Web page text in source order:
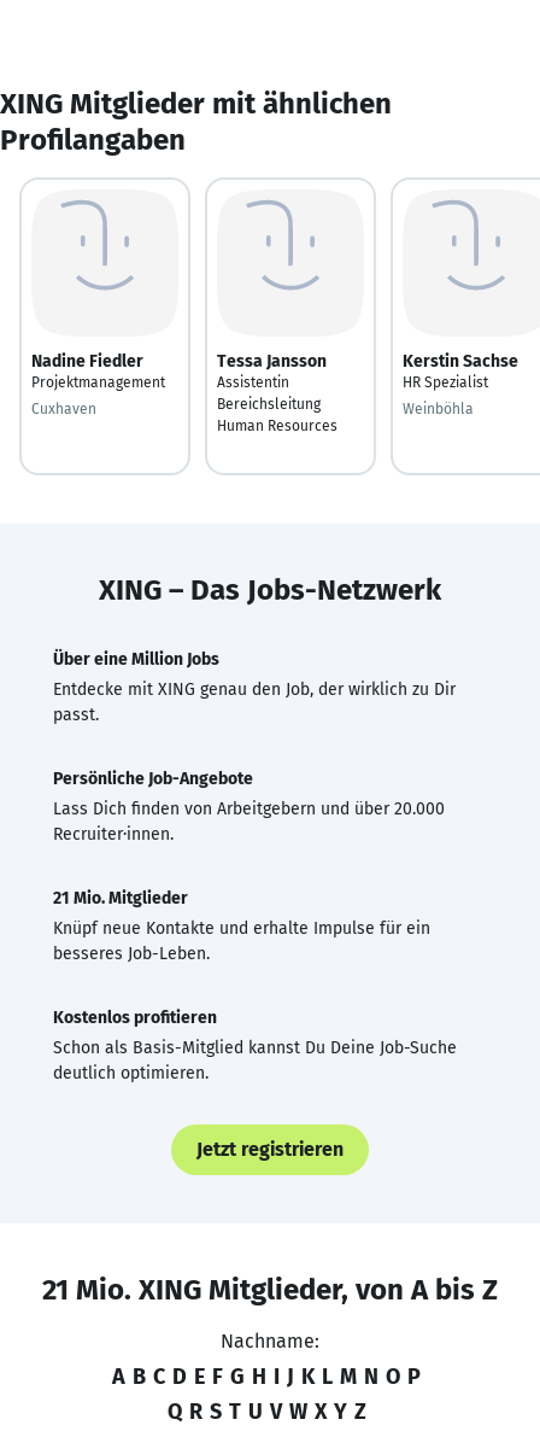
XING Mitglieder mit ähnlichen
Profilangaben
Nadine Fiedler
Projektmanagement
Cuxhaven
Tessa Jansson
Assistentin
Bereichsleitung
Human Resources
Kerstin Sachse
HR Spezialist
Weinböhla
XING – Das Jobs-Netzwerk
Über eine Million Jobs
Entdecke mit XING genau den Job, der wirklich zu Dir
passt.
Persönliche Job-Angebote
Lass Dich finden von Arbeitgebern und über 20.000
Recruiter·innen.
21 Mio. Mitglieder
Knüpf neue Kontakte und erhalte Impulse für ein
besseres Job-Leben.
Kostenlos profitieren
Schon als Basis-Mitglied kannst Du Deine Job-Suche
deutlich optimieren.
Jetzt registrieren
21 Mio. XING Mitglieder, von A bis Z
Nachname:
A B C D E F G H I J K L M N O P
Q R S T U V W X Y Z